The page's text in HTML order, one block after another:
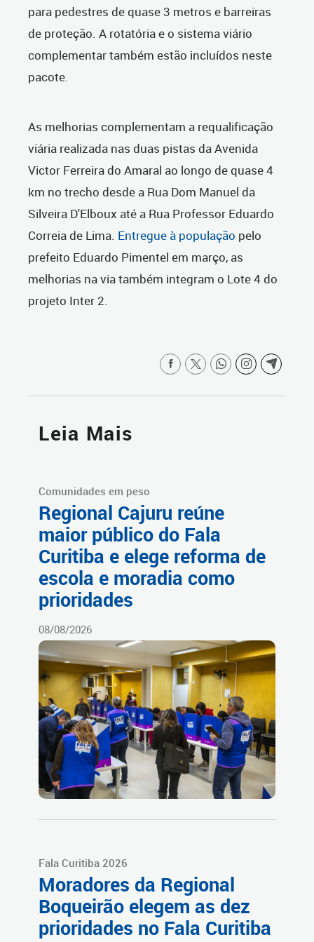
para pedestres de quase 3 metros e barreiras
de proteção. A rotatória e o sistema viário
complementar também estão incluídos neste
pacote.
As melhorias complementam a requalificação
viária realizada nas duas pistas da Avenida
Victor Ferreira do Amaral ao longo de quase 4
km no trecho desde a Rua Dom Manuel da
Silveira D'Elboux até a Rua Professor Eduardo
Correia de Lima. Entregue à população pelo
prefeito Eduardo Pimentel em março, as
melhorias na via também integram o Lote 4 do
projeto Inter 2.
Leia Mais
Comunidades em peso
Regional Cajuru reúne
maior público do Fala
Curitiba e elege reforma de
escola e moradia como
prioridades
08/08/2026
Fala Curitiba 2026
Moradores da Regional
Boqueirão elegem as dez
prioridades no Fala Curitiba